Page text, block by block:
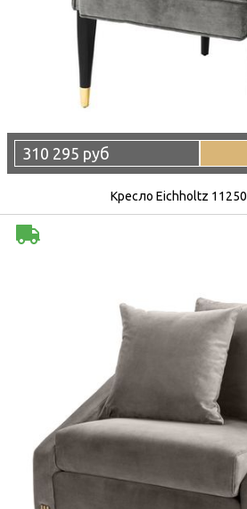
310 295 руб
Кресло Eichholtz